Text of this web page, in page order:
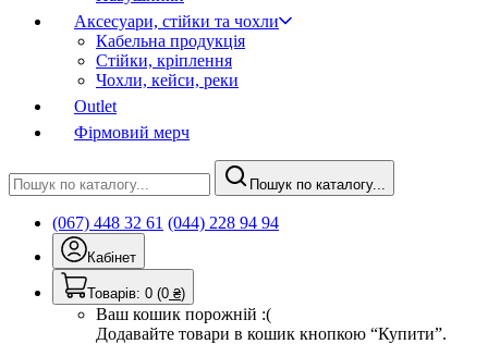
Аксесуари, стійки та чохли
Кабельна продукція
Стійки, кріплення
Чохли, кейси, реки
Outlet
Фірмовий мерч
Пошук по каталогу...
(067) 448 32 61 (044) 228 94 94
Кабінет
Товарів: 0 (0 ₴)
Ваш кошик порожній :(
Додавайте товари в кошик кнопкою “Купити”.